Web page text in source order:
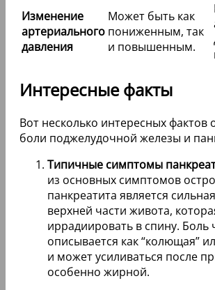
Изменение
артериального
давления
Может быть как
пониженным, так
и повышенным.
Интересные факты
Вот несколько интересных фактов
боли поджелудочной железы и
Типичные симптомы
из основных симптомов
панкреатита является
верхней части живота,
иррадиировать в спину. Боль
описывается как “колющая”
и может усиливаться после
особенно жирной.